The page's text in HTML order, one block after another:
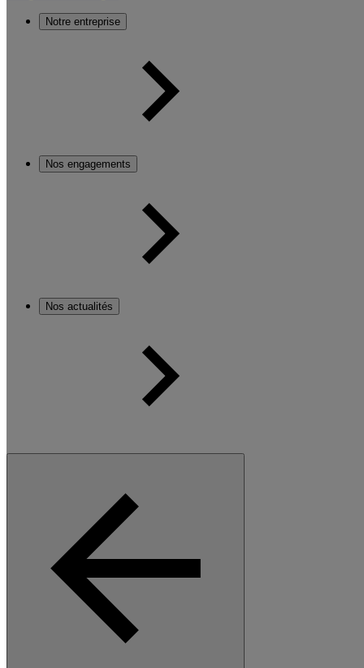
Notre entreprise
Nos engagements
Nos actualités